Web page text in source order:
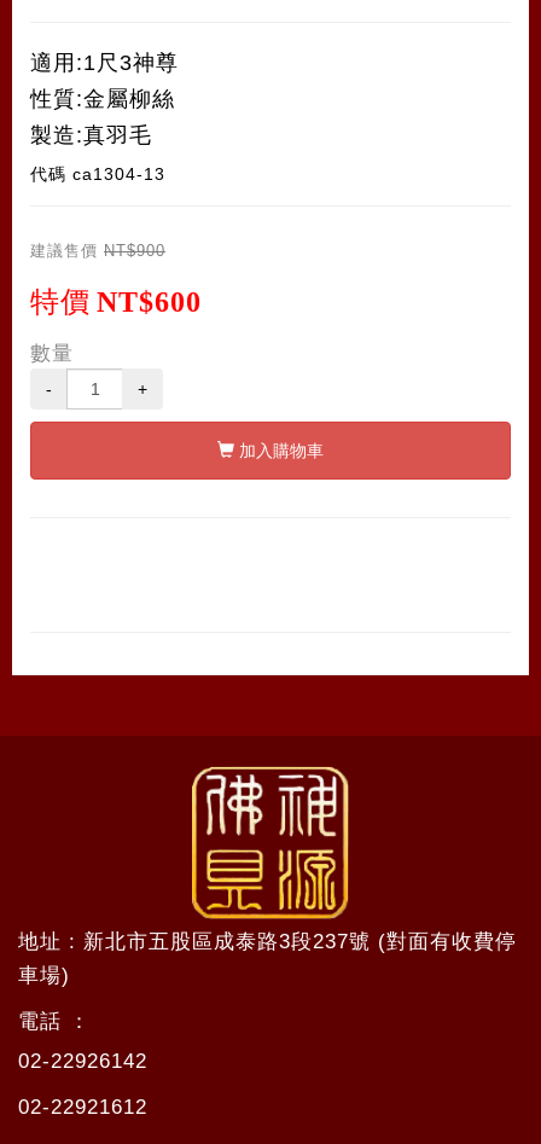
適用:1尺3神尊
性質:金屬柳絲
製造:真羽毛
代碼 ca1304-13
建議售價 NT$900
特價 NT$600
數量
- +
加入購物車
地址 : 新北市五股區成泰路3段237號 (對面有收費停
車場)
電話 ：
02-22926142
02-22921612